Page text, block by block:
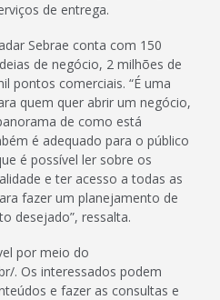
de entrega.
Sebrae conta com 150
de negócio, 2 milhões de
pontos comerciais. “É uma
quem quer abrir um negócio,
de como está
é adequado para o público
é possível ler sobre os
e ter acesso a todas as
fazer um planejamento de
desejado”, ressalta.
por meio do
. Os interessados podem
e fazer as consultas e